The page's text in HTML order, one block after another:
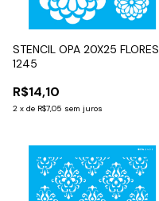
STENCIL OPA 20X25 FLORES
1245
R$14,10
2 x de R$7,05 sem juros